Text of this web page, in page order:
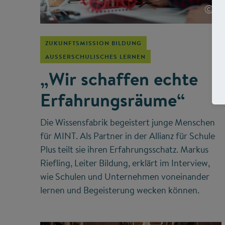
©
ZUKUNFTSMISSION BILDUNG
AUSSERSCHULISCHES LERNEN
„Wir schaffen echte
Erfahrungsräume“
Die Wissensfabrik begeistert junge Menschen
für MINT. Als Partner in der Allianz für Schule
Plus teilt sie ihren Erfahrungsschatz. Markus
Riefling, Leiter Bildung, erklärt im Interview,
wie Schulen und Unternehmen voneinander
lernen und Begeisterung wecken können.